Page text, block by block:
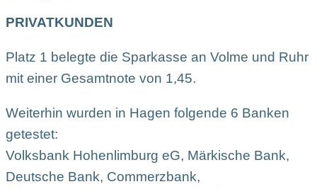
PRIVATKUNDEN
Platz 1 belegte die Sparkasse an Volme und Ruhr
mit einer Gesamtnote von 1,45.
Weiterhin wurden in Hagen folgende 6 Banken
getestet:
Volksbank Hohenlimburg eG, Märkische Bank,
Deutsche Bank, Commerzbank,